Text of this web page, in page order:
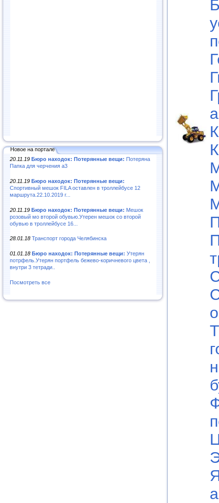
Новое на портале
20.11.19 Бюро находок: Потерянные вещи: Потеряна
Папка для черчения а3
20.11.19 Бюро находок: Потерянные вещи:
Спортивный мешок FILA оставлен в троллейбусе 12
маршрута.22.10.2019 г...
20.11.19 Бюро находок: Потерянные вещи: Мешок
розовый мо второй обувью.Утерен мешок со второй
обувью в троллейбусе 16...
28.01.18 Транспорт города Челябинска
01.01.18 Бюро находок: Потерянные вещи: Утерян
потрфель.Утерян портфель бежево-коричневого цвета ,
внутри 3 тетради..
Посмотреть все